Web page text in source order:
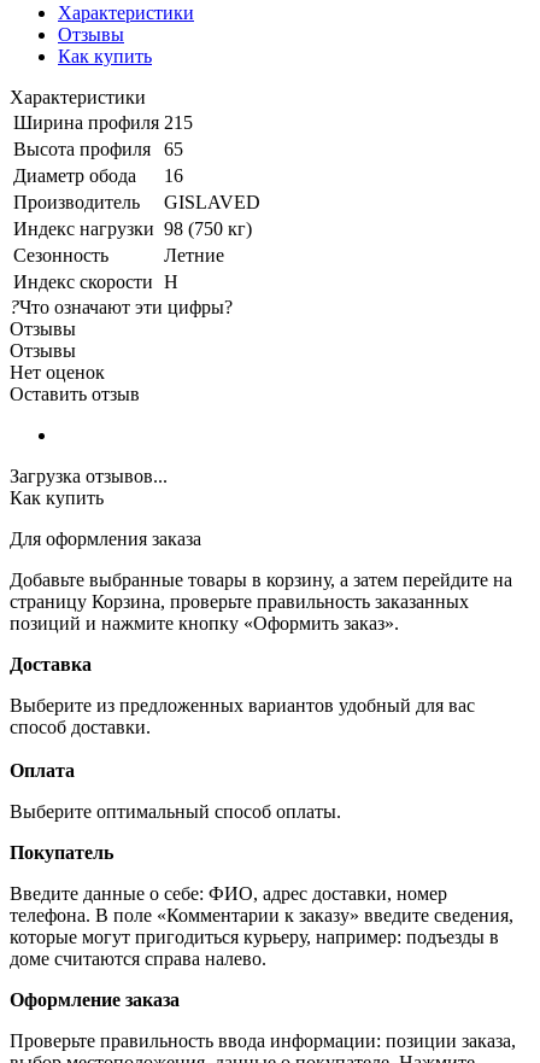
Характеристики
Отзывы
Как купить
Характеристики
Ширина профиля 215
Высота профиля
65
Диаметр обода
16
Производитель
GISLAVED
Индекс нагрузки 98 (750 кг)
Сезонность
Летние
Индекс скорости H
?Что означают эти цифры?
Отзывы
Отзывы
Нет оценок
Оставить отзыв
Загрузка отзывов...
Как купить
Для оформления заказа
Добавьте выбранные товары в корзину, а затем перейдите на
страницу Корзина, проверьте правильность заказанных
позиций и нажмите кнопку «Оформить заказ».
Доставка
Выберите из предложенных вариантов удобный для вас
способ доставки.
Оплата
Выберите оптимальный способ оплаты.
Покупатель
Введите данные о себе: ФИО, адрес доставки, номер
телефона. В поле «Комментарии к заказу» введите сведения,
которые могут пригодиться курьеру, например: подъезды в
доме считаются справа налево.
Оформление заказа
Проверьте правильность ввода информации: позиции заказа,